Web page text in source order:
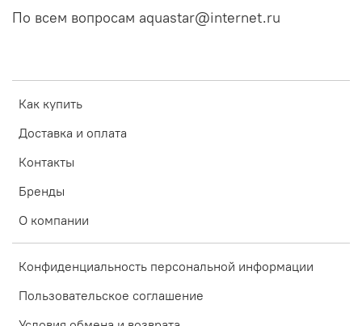
Как купить
Доставка и оплата
Контакты
Бренды
О компании
Конфиденциальность персональной информации
Пользовательское соглашение
По всем вопросам aquastar@internet.ru